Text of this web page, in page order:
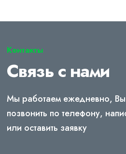
Контакты
Связь с нами
Мы работаем ежедневно,
позвонить по телефону,
или оставить заявку